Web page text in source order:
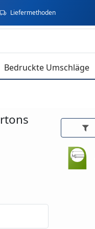
Liefermethoden
Bedruckte Umschläge